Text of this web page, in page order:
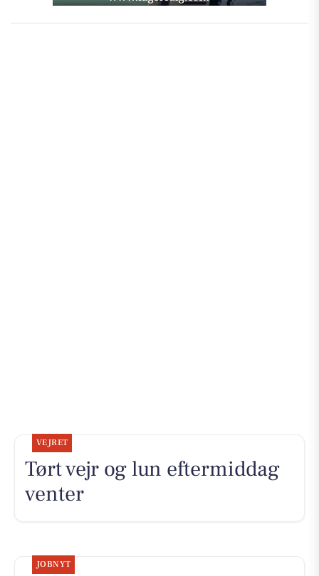
VEJRET
Tørt vejr og lun eftermiddag
venter
JOBNYT